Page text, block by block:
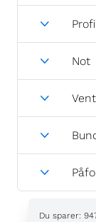
Not
Du sparer: